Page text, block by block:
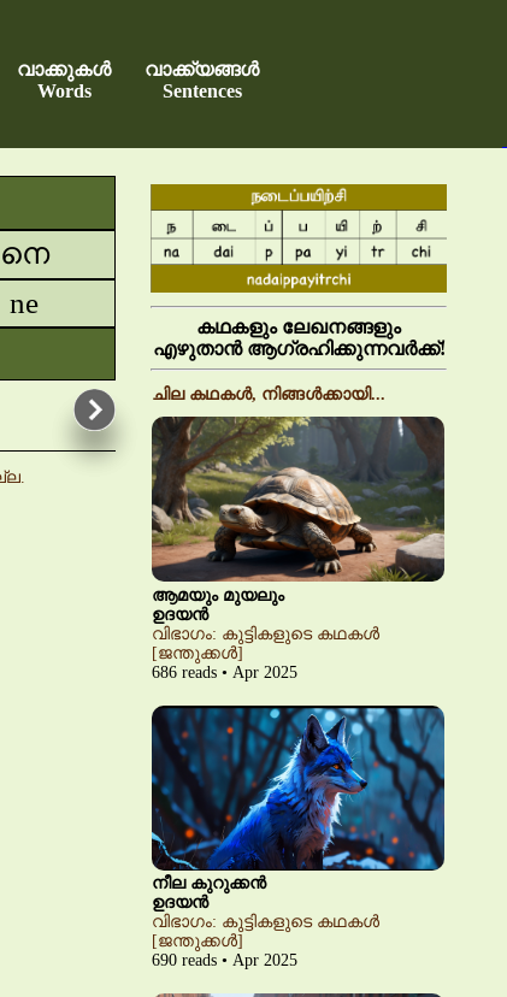
വാക്കുകൾ
Words
വാക്ക്യങ്ങൾ
Sentences
നെ
ne
കഥകളും ലേഖനങ്ങളും
എഴുതാൻ ആഗ്രഹിക്കുന്നവർക്ക്!
ചില കഥകൾ, നിങ്ങൾക്കായി...
ആമയും മുയലും
ഉദയൻ
വിഭാഗം: കുട്ടികളുടെ കഥകൾ
[ജന്തുക്കൾ]
686 reads • Apr 2025
നീല കുറുക്കൻ
ഉദയൻ
വിഭാഗം: കുട്ടികളുടെ കഥകൾ
[ജന്തുക്കൾ]
690 reads • Apr 2025